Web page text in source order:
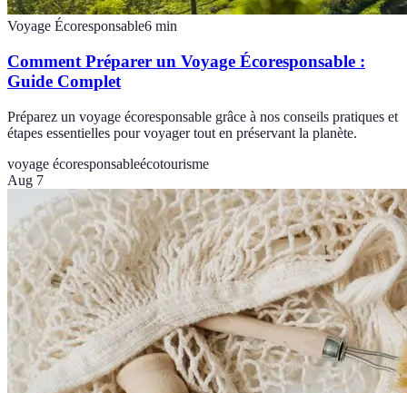
Voyage Écoresponsable6 min
Comment Préparer un Voyage Écoresponsable :
Guide Complet
Préparez un voyage écoresponsable grâce à nos conseils pratiques et
étapes essentielles pour voyager tout en préservant la planète.
voyage écoresponsableécotourisme
Aug 7